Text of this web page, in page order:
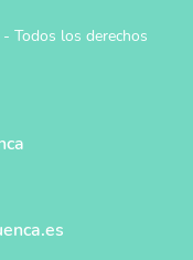
Todos los derechos